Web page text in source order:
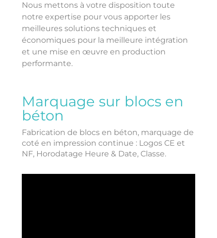
Nous mettons à votre disposition toute
notre expertise pour vous apporter les
meilleures solutions techniques et
économiques pour la meilleure intégration
et une mise en œuvre en production
performante.
Marquage sur blocs en
béton
Fabrication de blocs en béton, marquage de
coté en impression continue : Logos CE et
NF, Horodatage Heure & Date, Classe.